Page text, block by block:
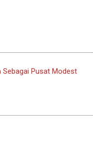
Sebagai Pusat Modest